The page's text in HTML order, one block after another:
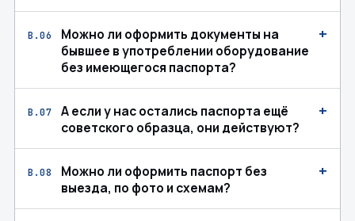
В.06
Можно ли оформить документы на
бывшее в употреблении оборудование
без имеющегося паспорта?
+
В.07
А если у нас остались паспорта ещё
советского образца, они действуют?
+
В.08
Можно ли оформить паспорт без
выезда, по фото и схемам?
+